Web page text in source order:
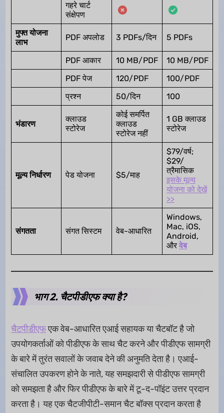
गहरे चार्ट
संक्षेपण
मुफ्त योजना
लाभ
PDF अपलोड 3 PDFs/दिन 5 PDFs
PDF आकार 10 MB/PDF
10 MB/PDF
PDF पेज
120/PDF
100/PDF
प्रश्न
50/दिन 100
भंडारण
क्लाउड
स्टोरेज
कोई समर्पित
क्लाउड
स्टोरेज नहीं
1 GB क्लाउड
स्टोरेज
मूल्य निर्धारण पेड योजना $5/माह
$79/वर्ष;
$29/
त्रैमासिक
इसके मूल्य
योजना को देखें
>>
संगतता संगत सिस्टम वेब-आधारित
Windows,
Mac, iOS,
Android,
और वेब
भाग 2. चैटपीडीएफ क्या है?
चैटपीडीएफएक वेब-आधारित एआई सहायक या चैटबॉट है जो
उपयोगकर्ताओं को पीडीएफ के साथ चैट करने और पीडीएफ सामग्री
के बारे में तुरंत सवालों के जवाब देने की अनुमति देता है। एआई-
संचालित उपकरण होने के नाते, यह समझदारी से पीडीएफ सामग्री
को समझता है और फिर पीडीएफ के बारे में टू-द-पॉइंट उत्तर प्रदान
करता है। यह एक चैटजीपीटी-समान चैट बॉक्स प्रदान करता है